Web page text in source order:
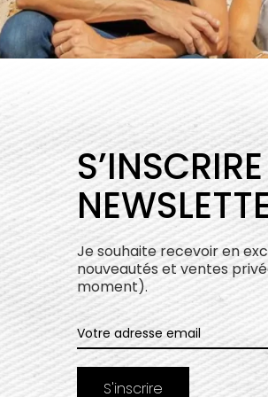
Je souhaite recevoir en
nouveautés et ventes
moment).